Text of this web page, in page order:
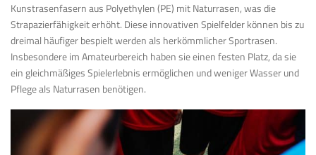
Kunstrasenfasern aus Polyethylen (PE) mit Naturrasen, was die
Strapazierfähigkeit erhöht. Diese innovativen Spielfelder können bis zu
dreimal häufiger bespielt werden als herkömmlicher Sportrasen.
Insbesondere im Amateurbereich haben sie einen festen Platz, da sie
ein gleichmäßiges Spielerlebnis ermöglichen und weniger Wasser und
Pflege als Naturrasen benötigen.